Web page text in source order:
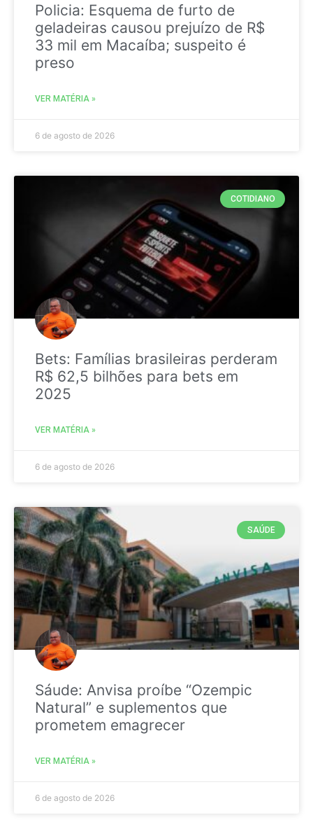
Policia: Esquema de furto de
geladeiras causou prejuízo de R$
33 mil em Macaíba; suspeito é
preso
VER MATÉRIA »
6 de agosto de 2026
COTIDIANO
Bets: Famílias brasileiras perderam
R$ 62,5 bilhões para bets em
2025
VER MATÉRIA »
6 de agosto de 2026
SAÚDE
Sáude: Anvisa proíbe “Ozempic
Natural” e suplementos que
prometem emagrecer
VER MATÉRIA »
6 de agosto de 2026